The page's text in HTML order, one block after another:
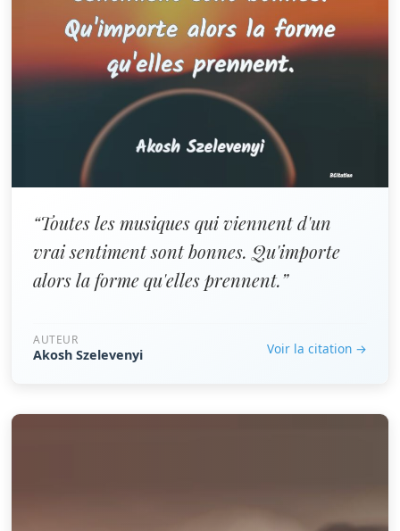
“Toutes les musiques qui viennent d'un
vrai sentiment sont bonnes. Qu'importe
alors la forme qu'elles prennent.”
AUTEUR
Akosh Szelevenyi Voir la citation →